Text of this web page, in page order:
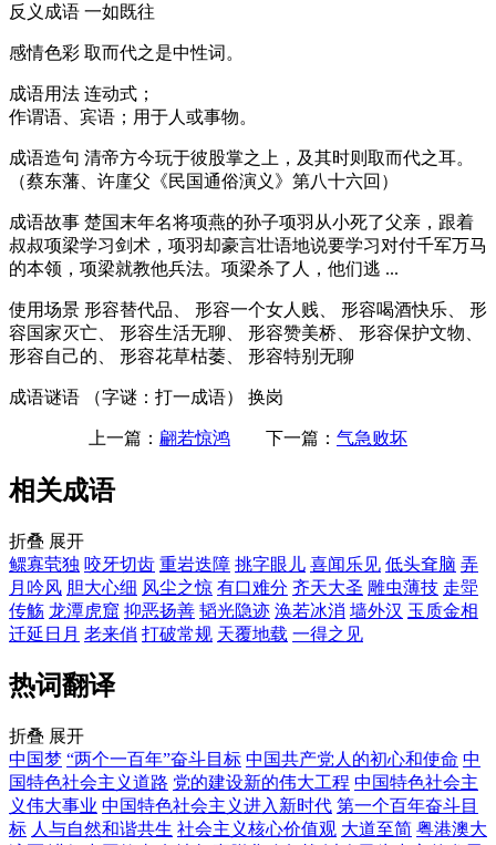
反义成语 一如既往
感情色彩 取而代之是中性词。
成语用法 连动式；
作谓语、宾语；用于人或事物。
成语造句 清帝方今玩于彼股掌之上，及其时则取而代之耳。
（蔡东藩、许廑父《民国通俗演义》第八十六回）
成语故事 楚国末年名将项燕的孙子项羽从小死了父亲，跟着
叔叔项梁学习剑术，项羽却豪言壮语地说要学习对付千军万马
的本领，项梁就教他兵法。项梁杀了人，他们逃 ...
使用场景 形容替代品、 形容一个女人贱、 形容喝酒快乐、 形
容国家灭亡、 形容生活无聊、 形容赞美桥、 形容保护文物、
形容自己的、 形容花草枯萎、 形容特别无聊
成语谜语 （字谜：打一成语） 换岗
上一篇： 翩若惊鸿 下一篇： 气急败坏
相关成语
折叠 展开
鳏寡茕独 咬牙切齿 重岩迭障 挑字眼儿 喜闻乐见 低头耷脑 弄
月吟风 胆大心细 风尘之惊 有口难分 齐天大圣 雕虫薄技 走斝
传觞 龙潭虎窟 抑恶扬善 韬光隐迹 涣若冰消 墙外汉 玉质金相
迁延日月 老来俏 打破常规 天覆地载 一得之见
热词翻译
折叠 展开
中国梦 “两个一百年”奋斗目标 中国共产党人的初心和使命 中
国特色社会主义道路 党的建设新的伟大工程 中国特色社会主
义伟大事业 中国特色社会主义进入新时代 第一个百年奋斗目
标 人与自然和谐共生 社会主义核心价值观 大道至简 粤港澳大